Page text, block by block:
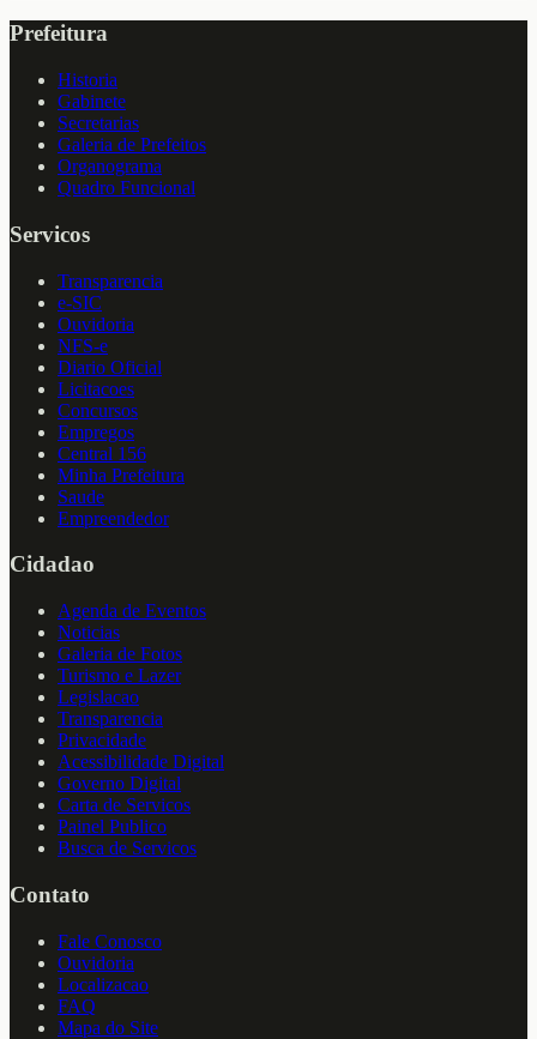
Prefeitura
Historia
Gabinete
Secretarias
Galeria de Prefeitos
Organograma
Quadro Funcional
Servicos
Transparencia
e-SIC
Ouvidoria
NFS-e
Diario Oficial
Licitacoes
Concursos
Empregos
Central 156
Minha Prefeitura
Saude
Empreendedor
Cidadao
Agenda de Eventos
Noticias
Galeria de Fotos
Turismo e Lazer
Legislacao
Transparencia
Privacidade
Acessibilidade Digital
Governo Digital
Carta de Servicos
Painel Publico
Busca de Servicos
Contato
Fale Conosco
Ouvidoria
Localizacao
FAQ
Mapa do Site